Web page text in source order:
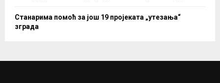
Станарима помоћ за још 19 пројеката „утезања“
зграда